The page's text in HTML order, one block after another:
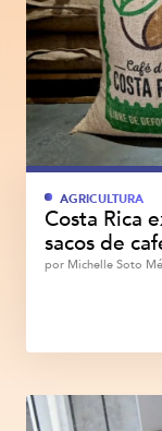
AGRICULTURA
Costa Rica
sacos de
por Michelle Soto